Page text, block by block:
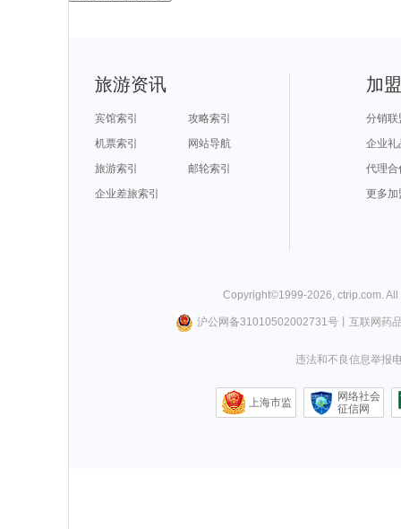
旅游资讯
宾馆索引
攻略索引
机票索引
网站导航
旅游索引
邮轮索引
企业差旅索引
加
分销联
企业礼
代理合
更多加
Copyright©1999-2026 ctrip.com .
沪公网备31010502002731号丨 互联网药
违法和不良信息举报
上海市监
网络社会
征信网